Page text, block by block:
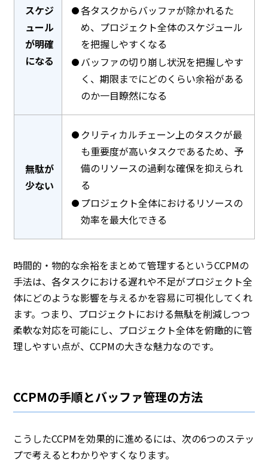
スケジ
ュール
が明確
になる
各タスクからバッファが除かれるた
め、プロジェクト全体のスケジュール
を把握しやすくなる
バッファの切り崩し状況を把握しやす
く、期限までにどのくらい余裕がある
のか一目瞭然になる
無駄が
少ない
クリティカルチェーン上のタスクが最
も重要度が高いタスクであるため、予
備のリソースの過剰な確保を抑えられ
る
プロジェクト全体におけるリソースの
効率を最大化できる
時間的・物的な余裕をまとめて管理するというCCPMの
手法は、各タスクにおける遅れや不足がプロジェクト全
体にどのような影響を与えるかを容易に可視化してくれ
ます。つまり、プロジェクトにおける無駄を削減しつつ
柔軟な対応を可能にし、プロジェクト全体を俯瞰的に管
理しやすい点が、CCPMの大きな魅力なのです。
CCPMの手順とバッファ管理の方法
こうしたCCPMを効果的に進めるには、次の6つのステッ
プで考えるとわかりやすくなります。